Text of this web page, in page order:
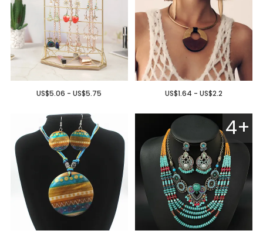
US$5.06 - US$5.75 US$1.64 - US$2.2
4+